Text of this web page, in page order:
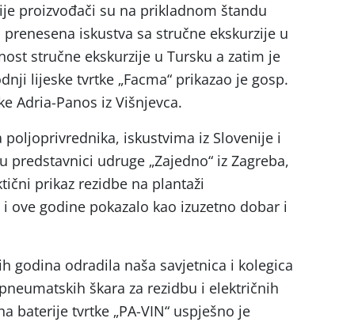
su na prikladnom štandu
iskustva sa stručne ekskurzije u
stručne ekskurzije u Tursku a zatim je
lijeske tvrtke „Facma“ prikazao je gosp.
Adria-Panos iz Višnjevca.
iskustvima iz Slovenije i
udruge „Zajedno“ iz Zagreba,
prikaz rezidbe na plantaži
ove godine pokazalo kao izuzetno dobar i
domaćin.
godina odradila naša savjetnica i kolegica
škara za rezidbu i električnih
baterije tvrtke „PA-VIN“ uspješno je